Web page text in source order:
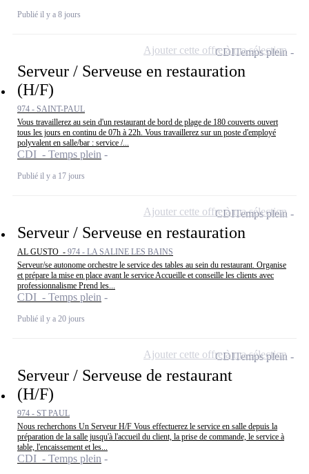
Publié il y a 8 jours
Serveur / Serveuse en restauration
(H/F)
974 - SAINT-PAUL
Vous travaillerez au sein d'un restaurant de bord de plage de 180 couverts ouvert
tous les jours en continu de 07h à 22h. Vous travaillerez sur un poste d'employé
polyvalent en salle/bar : service /...
CDI - Temps plein
Publié il y a 17 jours
CDITemps plein
Ajouter cette offre à ma sélection
Serveur / Serveuse en restauration
AL GUSTO - 974 - LA SALINE LES BAINS
Serveur/se autonome orchestre le service des tables au sein du restaurant. Organise
et prépare la mise en place avant le service Accueille et conseille les clients avec
professionnalisme Prend les...
CDI - Temps plein
Publié il y a 20 jours
CDITemps plein
Ajouter cette offre à ma sélection
Serveur / Serveuse de restaurant
(H/F)
974 - ST PAUL
Nous recherchons Un Serveur H/F Vous effectuerez le service en salle depuis la
préparation de la salle jusqu'à l'accueil du client, la prise de commande, le service à
table, l'encaissement et les...
CDI - Temps plein
CDITemps plein
Ajouter cette offre à ma sélection